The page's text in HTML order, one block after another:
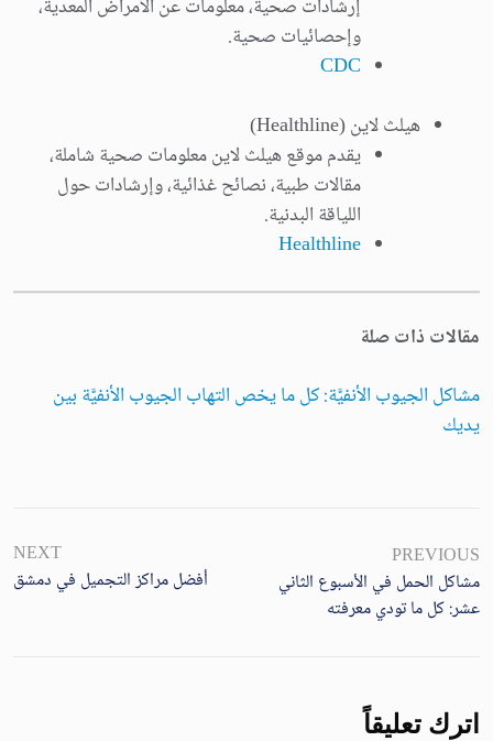
إرشادات صحية، معلومات عن الأمراض المعدية،
وإحصائيات صحية.
CDC
هيلث لاين (Healthline)
يقدم موقع هيلث لاين معلومات صحية شاملة،
مقالات طبية، نصائح غذائية، وإرشادات حول
اللياقة البدنية.
Healthline
مقالات ذات صلة
مشاكل الجيوب الأنفيَّة: كل ما يخص التهاب الجيوب الأنفيَّة بين
يديك
PREVIOUS
مشاكل الحمل في الأسبوع الثاني
عشر: كل ما تودي معرفته
NEXT
أفضل مراكز التجميل في دمشق
اترك تعليقاً